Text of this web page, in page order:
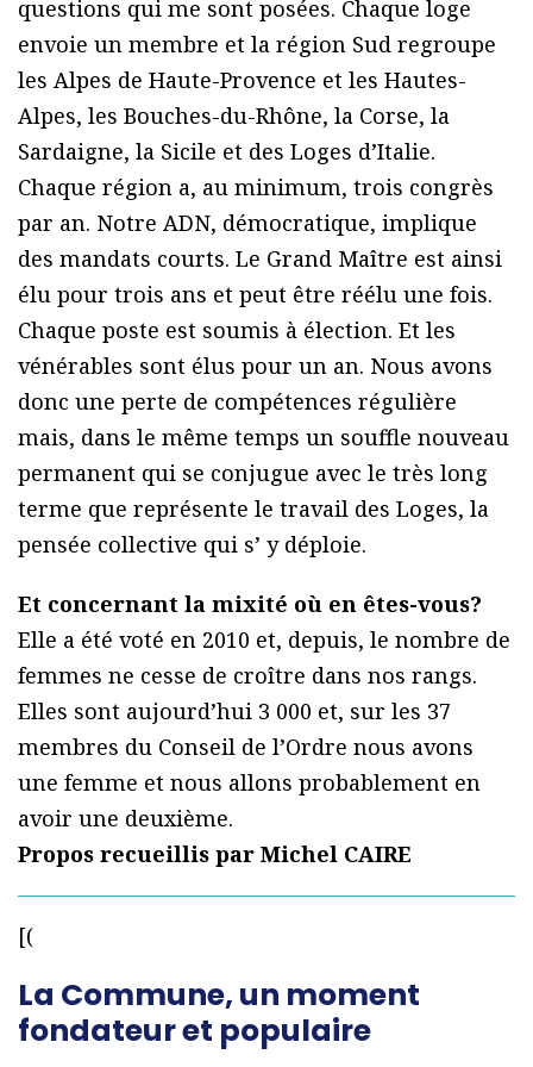
questions qui me sont posées. Chaque loge
envoie un membre et la région Sud regroupe
les Alpes de Haute-Provence et les Hautes-
Alpes, les Bouches-du-Rhône, la Corse, la
Sardaigne, la Sicile et des Loges d’Italie.
Chaque région a, au minimum, trois congrès
par an. Notre ADN, démocratique, implique
des mandats courts. Le Grand Maître est ainsi
élu pour trois ans et peut être réélu une fois.
Chaque poste est soumis à élection. Et les
vénérables sont élus pour un an. Nous avons
donc une perte de compétences régulière
mais, dans le même temps un souffle nouveau
permanent qui se conjugue avec le très long
terme que représente le travail des Loges, la
pensée collective qui s’ y déploie.
Et concernant la mixité où en êtes-vous?
Elle a été voté en 2010 et, depuis, le nombre de
femmes ne cesse de croître dans nos rangs.
Elles sont aujourd’hui 3 000 et, sur les 37
membres du Conseil de l’Ordre nous avons
une femme et nous allons probablement en
avoir une deuxième.
Propos recueillis par Michel CAIRE
[(
La Commune, un moment
fondateur et populaire